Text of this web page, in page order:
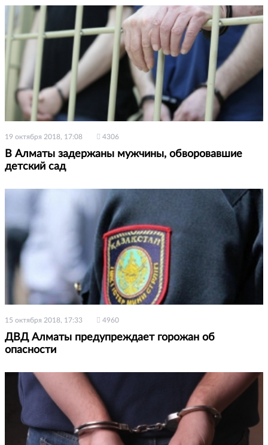
19 октября 2018, 17:08 4306
В Алматы задержаны мужчины, обворовавшие
детский сад
15 октября 2018, 17:33 4960
ДВД Алматы предупреждает горожан об
опасности